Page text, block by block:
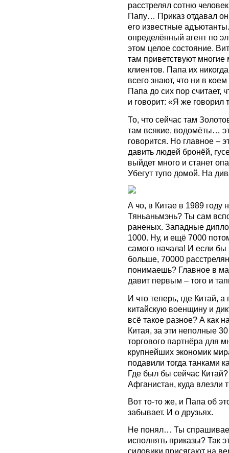
расстрелял сотню
Папу… Приказ отдавал
его известные
определённый агент по
этом целое состояние.
там приветствуют
клиентов. Папа их
всего знают, что ни в
Папа до сих пор считает,
и говорит: «Я же говорил
То, что сейчас там
там всякие, водомёты…
говорится. Но главное –
давить людей бронёй,
выйдет много и станет
Убегут тупо домой. На
А чо, в Китае в 1989
Тяньаньмэнь? Ты сам
раненых. Западные
1000. Ну, и ещё 7000
самого начала! И если бы
больше, 70000
понимаешь? Главное в
давит первым – того и
И что теперь, где Китай,
китайскую военщину и
всё такое разное? А как
Китая, за эти неполные
торгового партнёра для
крупнейших экономик
подавили тогда танками
Где был бы сейчас
Афганистан, куда влезли
Вот то-то же, и Папа об
забывает. И о друзьях.
Не понял… Ты
исполнять приказы? Так
силовики присягают на